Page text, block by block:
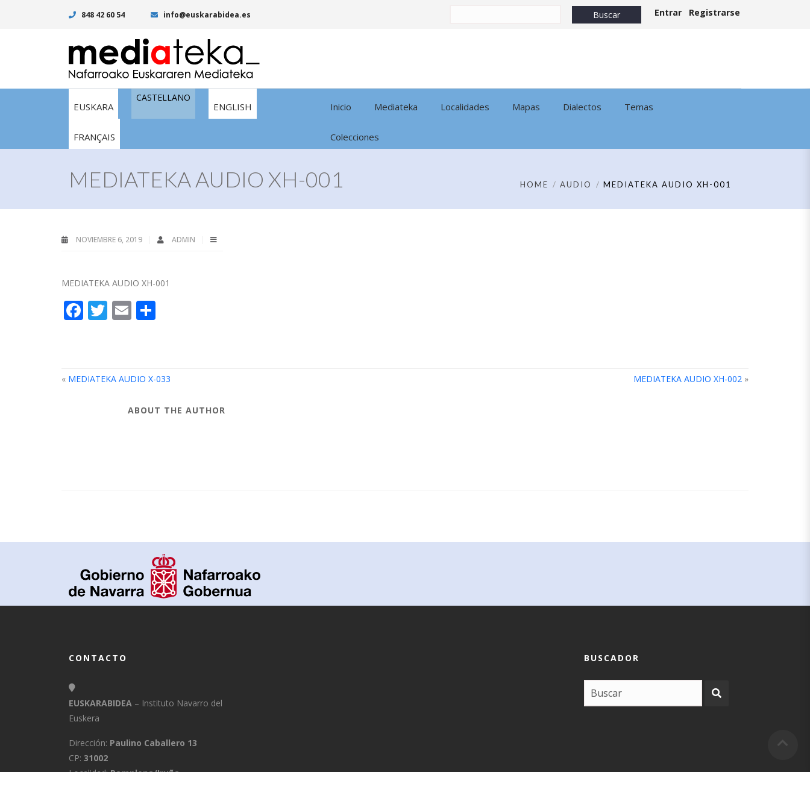
848 42 60 54 info@euskarabidea.es Entrar Registrarse
EUSKARA
CASTELLANO
ENGLISH
FRANÇAIS
Inicio Mediateka Localidades Mapas Dialectos Temas
Colecciones
MEDIATEKA AUDIO XH-001 HOME AUDIO MEDIATEKA AUDIO XH-001
NOVIEMBRE 6, 2019 ADMIN
MEDIATEKA AUDIO XH-001
Facebook
Twitter
Email
« MEDIATEKA AUDIO X-033 MEDIATEKA AUDIO XH-002 »
ABOUT THE AUTHOR
CONTACTO
EUSKARABIDEA – Instituto Navarro del
Euskera
Dirección: Paulino Caballero 13
CP: 31002
Localidad:Pamplona/Iruña
BUSCADOR